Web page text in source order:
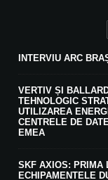
INTERVIU ARC
VERTIV ȘI
TEHNOLOGIC
UTILIZAREA
CENTRELE DE
EMEA
SKF AXIOS: PRIMA
ECHIPAMENTELE